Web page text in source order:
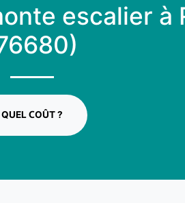
escalier à
QUEL COÛT ?